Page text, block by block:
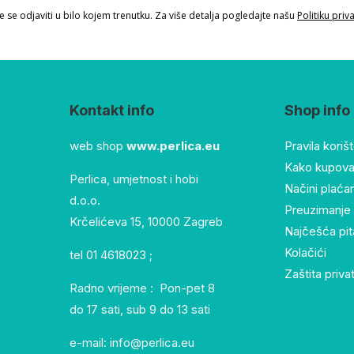
se odjaviti u bilo kojem trenutku. Za više detalja pogledajte našu Politiku
Kontakt info
web shop www.perlica.eu
Perlica, umjetnost i hobi
d.o.o.
Krčelićeva 15, 10000 Zagreb
tel 01 4618023 ;
Radno vrijeme : Pon-pet 8
do 17 sati, sub 9 do 13 sati
e-mail: info@perlica.eu
Shop info
Pravila
Kako
Načini
Najčešća
Kolačići
Zaštita